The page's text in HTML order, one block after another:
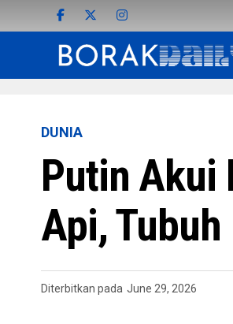
DUNIA
Putin Akui
Api,
Diterbitkan pada June 29, 2026